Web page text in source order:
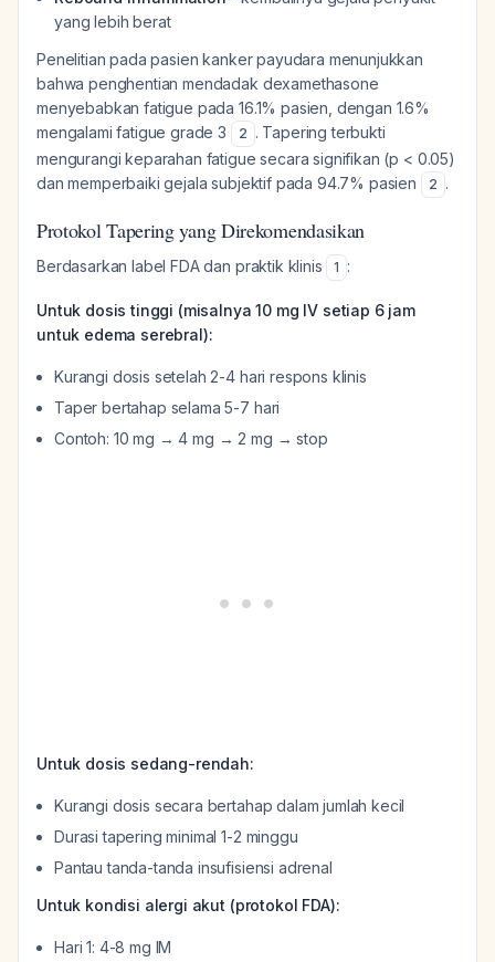
yang lebih berat
Penelitian pada pasien kanker payudara menunjukkan
bahwa penghentian mendadak dexamethasone
menyebabkan fatigue pada 16.1% pasien, dengan 1.6%
mengalami fatigue grade 3
2 . Tapering terbukti
mengurangi keparahan fatigue secara signifikan (p < 0.05)
dan memperbaiki gejala subjektif pada 94.7% pasien
2 .
Protokol Tapering yang Direkomendasikan
Berdasarkan label FDA dan praktik klinis 1 :
Untuk dosis tinggi (misalnya 10 mg IV setiap 6 jam
untuk edema serebral):
Kurangi dosis setelah 2-4 hari respons klinis
Taper bertahap selama 5-7 hari
Contoh: 10 mg → 4 mg → 2 mg → stop
Untuk dosis sedang-rendah:
Kurangi dosis secara bertahap dalam jumlah kecil
Durasi tapering minimal 1-2 minggu
Pantau tanda-tanda insufisiensi adrenal
Untuk kondisi alergi akut (protokol FDA):
Hari 1: 4-8 mg IM